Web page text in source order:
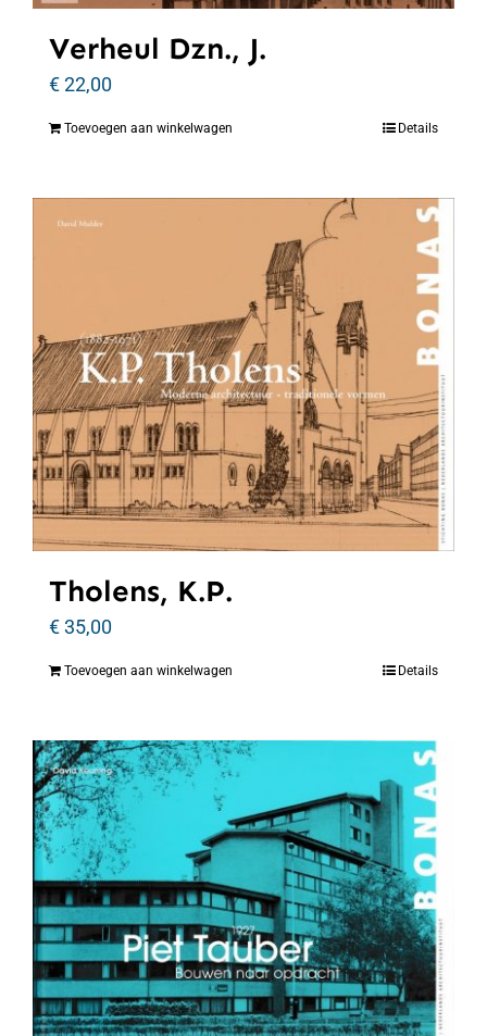
Verheul Dzn., J.
€22,00
Toevoegen aan winkelwagen Details
Tholens, K.P.
€35,00
Toevoegen aan winkelwagen Details